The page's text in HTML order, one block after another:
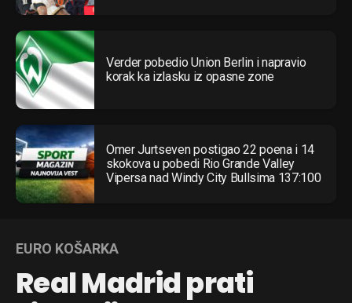
Verder pobedio Union Berlin i napravio
korak ka izlasku iz opasne zone
Omer Jurtseven postigao 22 poena i 14
skokova u pobedi Rio Grande Valley
Vipersa nad Windy City Bullsima 137:100
EURO KOŠARKA
Real Madrid prati